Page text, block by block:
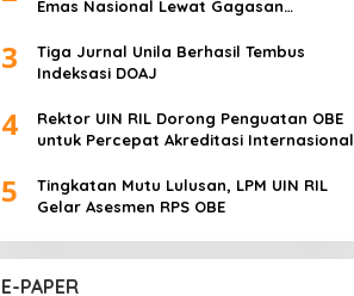
Emas Nasional Lewat Gagasan
3
Tiga Jurnal Unila Berhasil Tembus
Indeksasi DOAJ
4
Rektor UIN RIL Dorong Penguatan OBE
untuk Percepat Akreditasi Internasional
5
Tingkatan Mutu Lulusan, LPM UIN RIL
Gelar Asesmen RPS OBE
E-PAPER